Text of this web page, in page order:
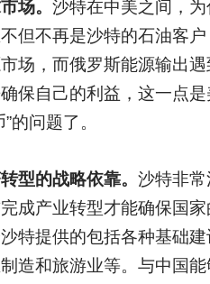
场。 沙特在中美之间，
但不再是沙特的石油客
场，而俄罗斯能源输出
保自己的利益，这一点
的问题了。
型的战略依靠。 沙特非
成产业转型才能确保国
特提供的包括各种基础
造和旅游业等。与中国